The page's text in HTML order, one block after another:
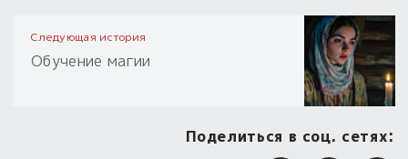
Следующая история
Обучение магии
Поделиться в соц. сетях: